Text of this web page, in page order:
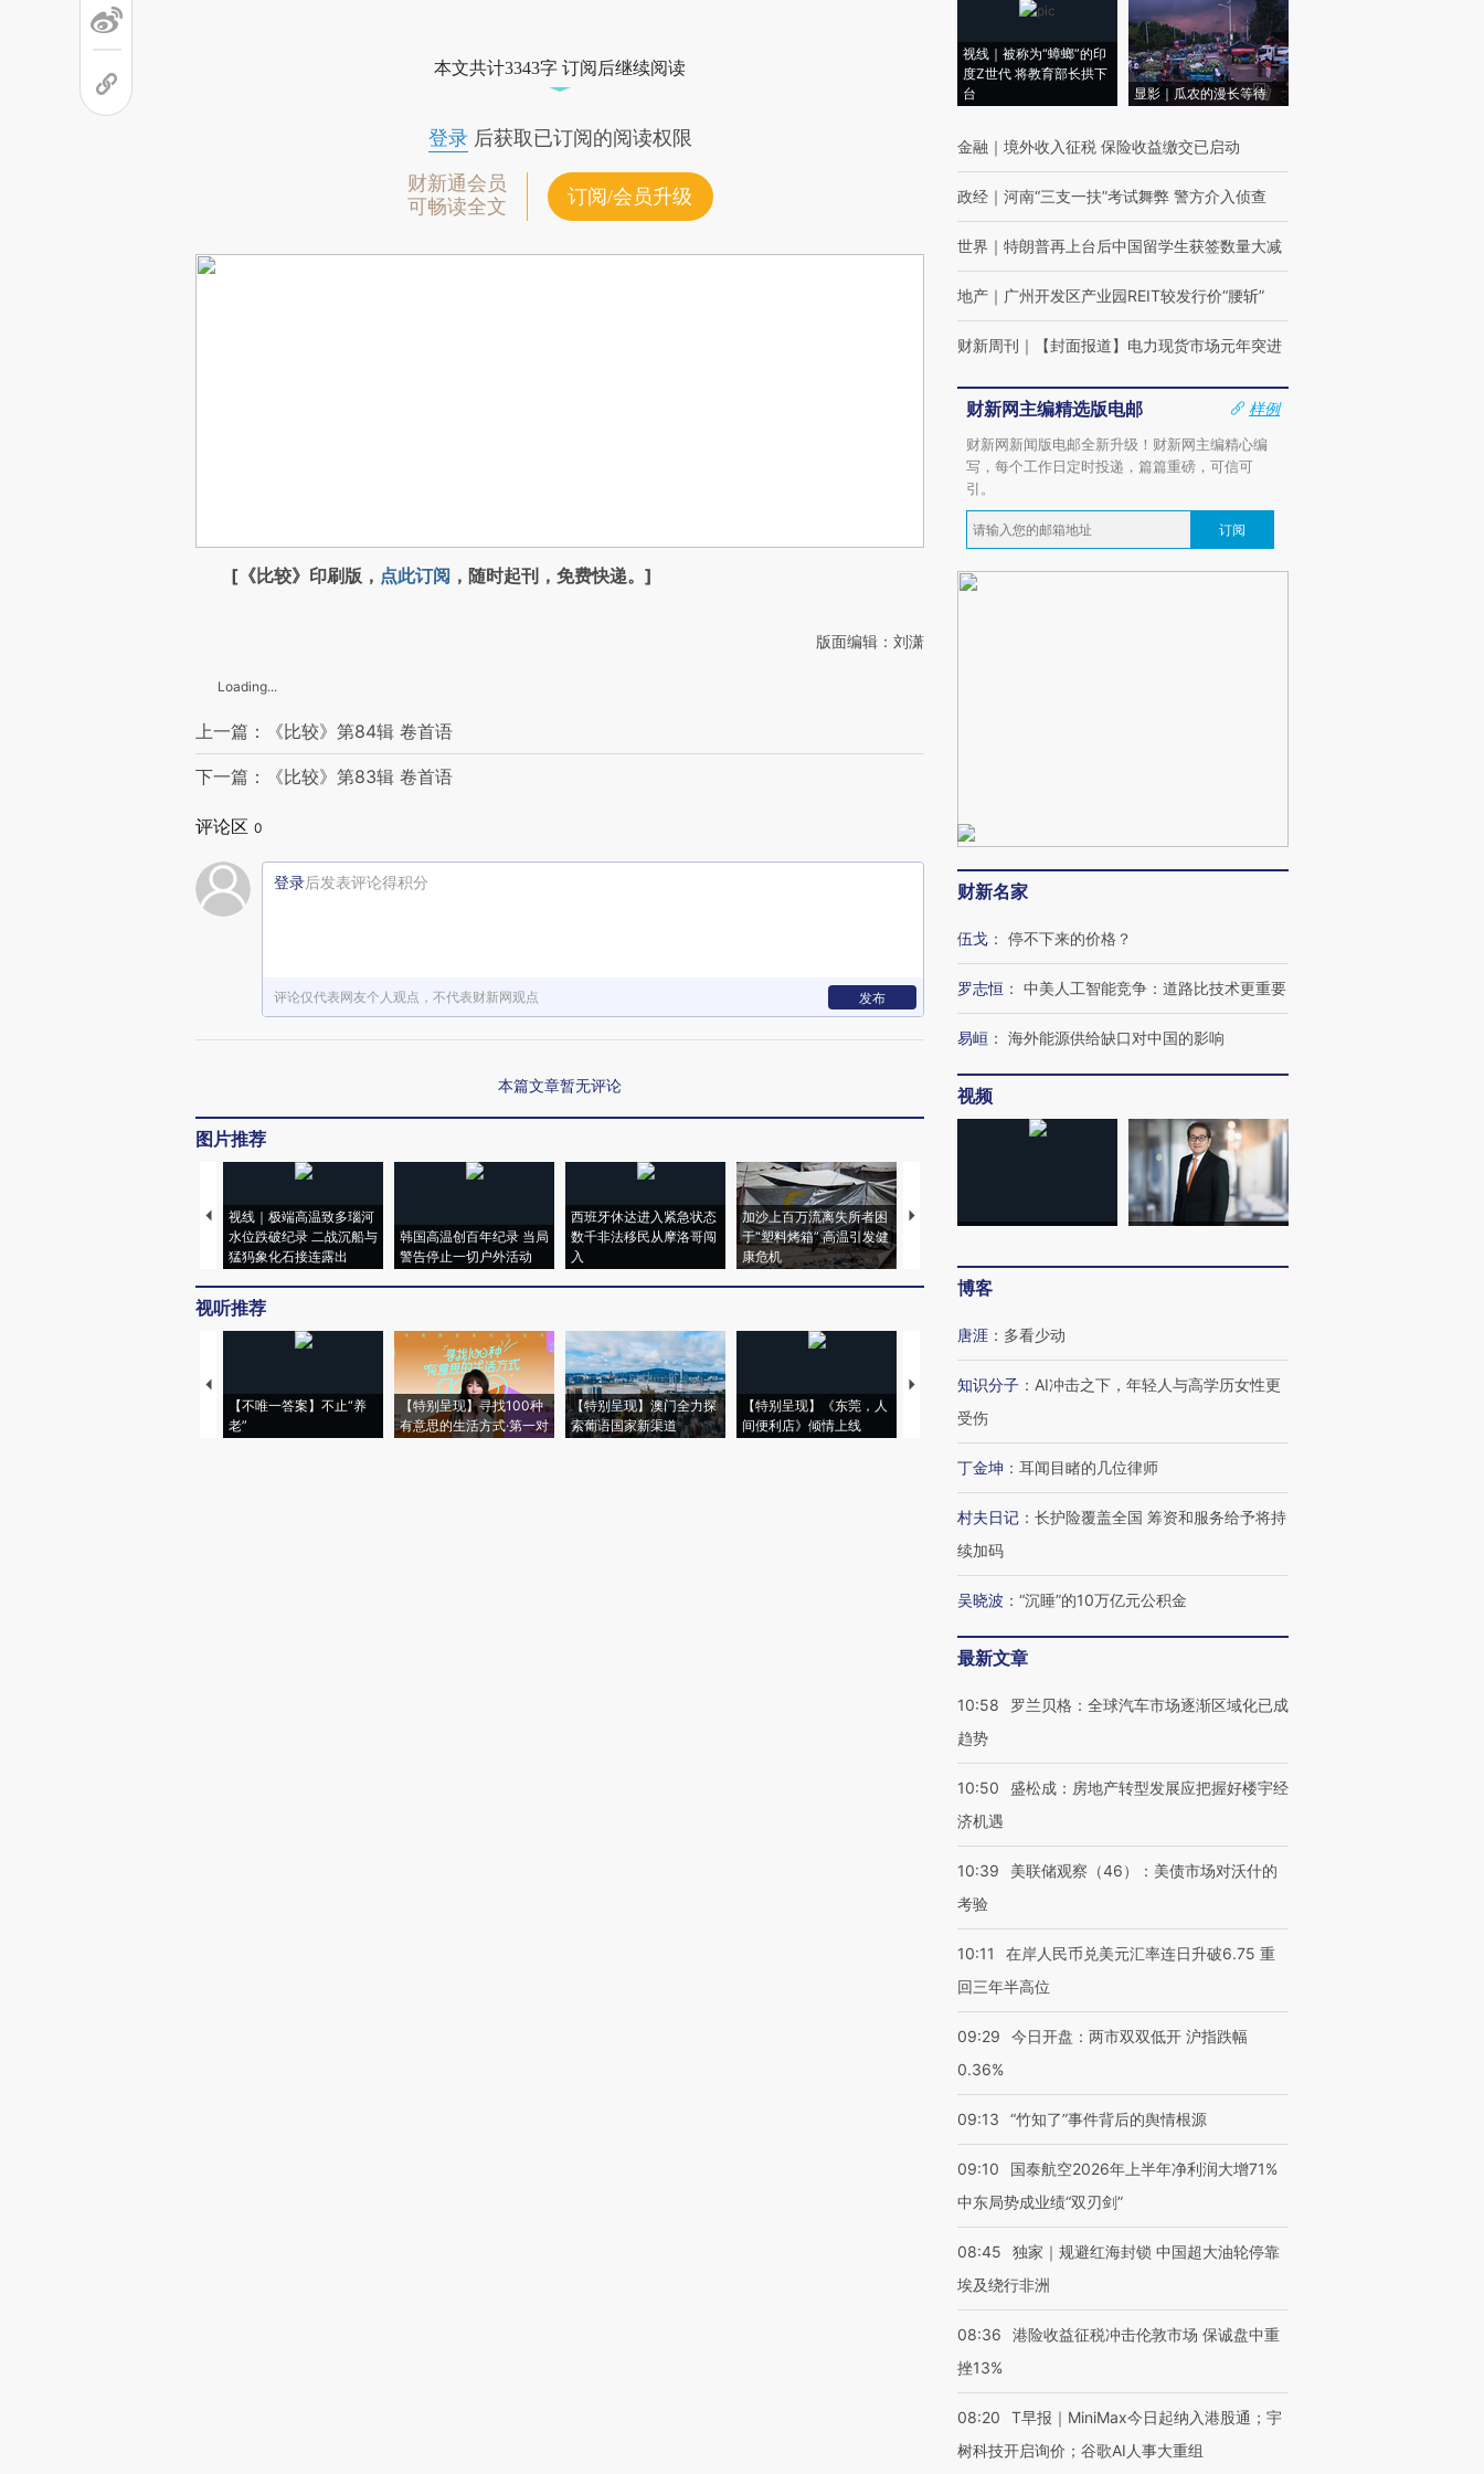
本文共计3343字 订阅后继续阅读
登录后获取已订阅的阅读权限
财新通会员
可畅读全文
订阅/会员升级
[《比较》印刷版， 点此订阅 ，随时起刊，免费快递。]
版面编辑：刘潇
Loading...
上一篇：《比较》第84辑 卷首语
下一篇：《比较》第83辑 卷首语
评论区 0
登录后发表评论得积分
评论仅代表网友个人观点，不代表财新网观点 发布
本篇文章暂无评论
图片推荐
视线｜极端高温致多瑙河
水位跌破纪录 二战沉船与
猛犸象化石接连露出
韩国高温创百年纪录 当局
警告停止一切户外活动
西班牙休达进入紧急状态
数千非法移民从摩洛哥闯
入
加沙上百万流离失所者困
于“塑料烤箱” 高温引发健
康危机
马航飞行员跨国走私7万
视听推荐
【不唯一答案】不止“养
老”
【特别呈现】寻找100种
有意思的生活方式·第一对
【特别呈现】澳门全力探
索葡语国家新渠道
【特别呈现】《东莞，人
间便利店》倾情上线
【推广】走进第四届链博
【商旅对话】华住集团
视线｜被称为“蟑螂”的印
度Z世代 将教育部长拱下
台
显影｜瓜农的漫长等待
金融 ｜ 境外收入征税 保险收益缴交已启动
政经 ｜ 河南“三支一扶”考试舞弊 警方介入侦查
世界 ｜ 特朗普再上台后中国留学生获签数量大减
地产 ｜ 广州开发区产业园REIT较发行价“腰斩”
财新周刊 ｜ 【封面报道】电力现货市场元年突进
财新网主编精选版电邮
样例
财新网新闻版电邮全新升级！财新网主编精心编
写，每个工作日定时投递，篇篇重磅，可信可
引。
订阅
财新名家
伍戈 ： 停不下来的价格？
罗志恒 ： 中美人工智能竞争：道路比技术更重要
易峘 ： 海外能源供给缺口对中国的影响
视频
博客
唐涯 ： 多看少动
知识分子 ： AI冲击之下，年轻人与高学历女性更
受伤
丁金坤 ： 耳闻目睹的几位律师
村夫日记 ： 长护险覆盖全国 筹资和服务给予将持
续加码
吴晓波 ： “沉睡”的10万亿元公积金
最新文章
10:58
罗兰贝格：全球汽车市场逐渐区域化已成
趋势
10:50
盛松成：房地产转型发展应把握好楼宇经
济机遇
10:39
美联储观察（46）：美债市场对沃什的
考验
10:11
在岸人民币兑美元汇率连日升破6.75 重
回三年半高位
09:29
今日开盘：两市双双低开 沪指跌幅
0.36%
09:13 “竹知了”事件背后的舆情根源
09:10
国泰航空2026年上半年净利润大增71%
中东局势成业绩“双刃剑”
08:45
独家｜规避红海封锁 中国超大油轮停靠
埃及绕行非洲
08:36
港险收益征税冲击伦敦市场 保诚盘中重
挫13%
08:20
T早报｜MiniMax今日起纳入港股通；宇
树科技开启询价；谷歌AI人事大重组